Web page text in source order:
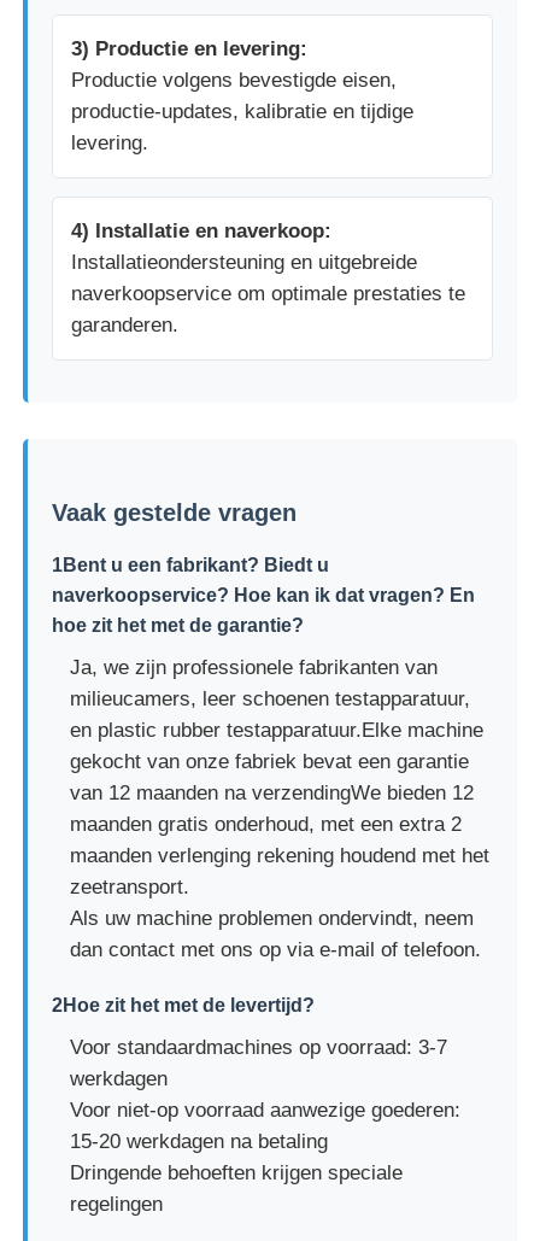
3) Productie en levering:
Productie volgens bevestigde eisen,
productie-updates, kalibratie en tijdige
levering.
4) Installatie en naverkoop:
Installatieondersteuning en uitgebreide
naverkoopservice om optimale prestaties te
garanderen.
Vaak gestelde vragen
1Bent u een fabrikant? Biedt u
naverkoopservice? Hoe kan ik dat vragen? En
hoe zit het met de garantie?
Ja, we zijn professionele fabrikanten van
milieucamers, leer schoenen testapparatuur,
en plastic rubber testapparatuur.Elke machine
gekocht van onze fabriek bevat een garantie
van 12 maanden na verzendingWe bieden 12
maanden gratis onderhoud, met een extra 2
maanden verlenging rekening houdend met het
zeetransport.
Als uw machine problemen ondervindt, neem
dan contact met ons op via e-mail of telefoon.
2Hoe zit het met de levertijd?
Voor standaardmachines op voorraad: 3-7
werkdagen
Voor niet-op voorraad aanwezige goederen:
15-20 werkdagen na betaling
Dringende behoeften krijgen speciale
regelingen